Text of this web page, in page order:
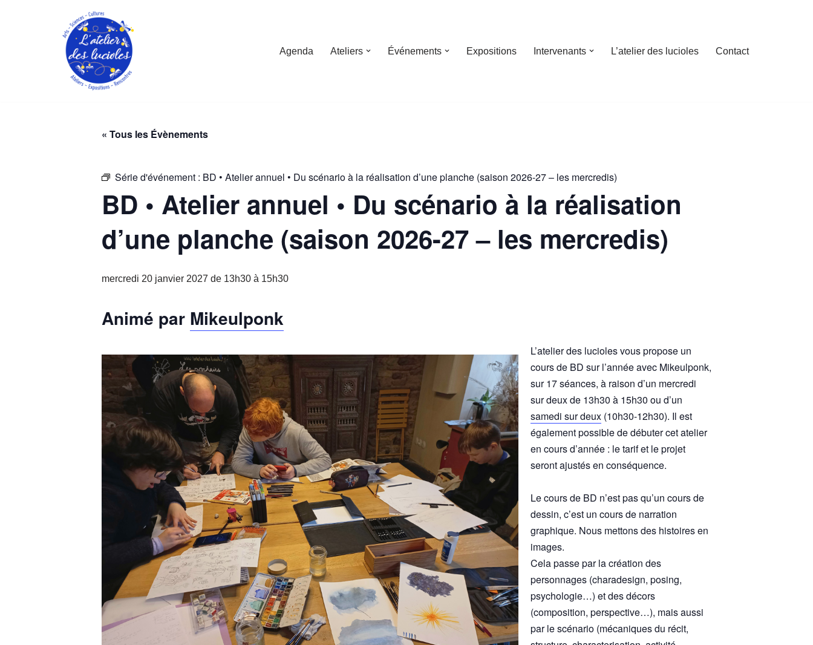
Agenda Ateliers Événements Expositions Intervenants L’atelier des lucioles Contact
« Tous les Évènements
Série d'événement : BD • Atelier annuel • Du scénario à la réalisation d’une planche (saison 2026-27 – les mercredis)
BD • Atelier annuel • Du scénario à la réalisation
d’une planche (saison 2026-27 – les mercredis)
mercredi 20 janvier 2027 de 13h30 à 15h30
Animé par Mikeulponk
L’atelier des lucioles vous propose un
cours de BD sur l’année avec Mikeulponk,
sur 17 séances, à raison d’un mercredi
sur deux de 13h30 à 15h30 ou d’un
samedi sur deux (10h30-12h30). Il est
également possible de débuter cet atelier
en cours d’année : le tarif et le projet
seront ajustés en conséquence.
Le cours de BD n’est pas qu’un cours de
dessin, c’est un cours de narration
graphique. Nous mettons des histoires en
images.
Cela passe par la création des
personnages (charadesign, posing,
psychologie…) et des décors
(composition, perspective…), mais aussi
par le scénario (mécaniques du récit,